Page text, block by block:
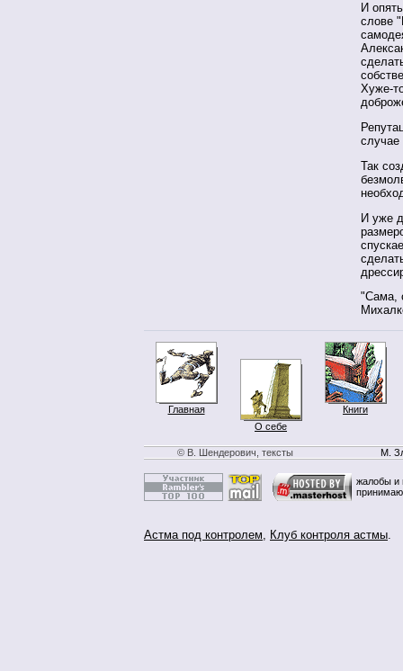
И
слове
Хуже-
случае
Так
И уже
"Сама,
Главная
О себе
Книги
© В. Шендерович, тексты М.
жалобы и
Астма под контролем, Клуб контроля астмы.